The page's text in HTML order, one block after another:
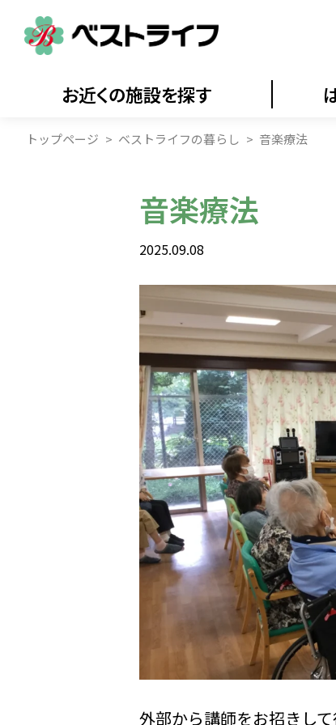
お近くの施設を探す
トップページ ベストライフの暮らし 音楽療法
音楽療法
2025.09.08
外部から講師をお招きし